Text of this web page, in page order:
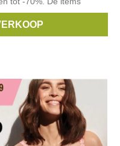
Marie Jo,